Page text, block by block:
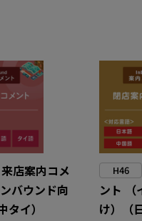
来店案内コメ
バウンド向
タイ）
H46
ント （
け）（